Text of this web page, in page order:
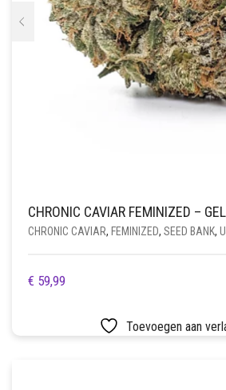
CHRONIC CAVIAR FEMINIZED –
CHRONIC CAVIAR, FEMINIZED, SEED BANK,
€ 59,99
Toevoegen aan